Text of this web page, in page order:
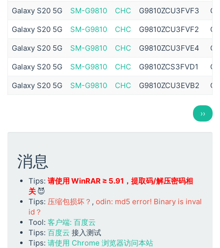
Galaxy S20 5G
SM-G9810 CHC G9810ZCU3FVF3
Galaxy S20 5G
SM-G9810 CHC G9810ZCU3FVF2
Galaxy S20 5G
SM-G9810 CHC G9810ZCU3FVE4
Galaxy S20 5G
SM-G9810 CHC G9810ZCS3FVD1
Galaxy S20 5G
SM-G9810 CHC G9810ZCU3EVB2
下
一
页
››
消息
Tips: 请使用 WinRAR ≥ 5.91，提取码/解压密码相
关 😈
Tips: 压缩包损坏？ , odin: md5 error! Binary is inval
id？
Tool: 客户端: 百度云
Tips: 百度云 接入测试
Tips: 请使用 Chrome 浏览器访问本站